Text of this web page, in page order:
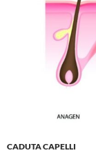
CADUTA CAPELLI